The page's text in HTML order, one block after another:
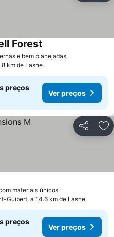
e bem planejadas
Forest
km de Lasne
preços
Ver preços
Partilhar
materiais únicos
Guibert, a 14.6 km de Lasne
preços
Ver preços